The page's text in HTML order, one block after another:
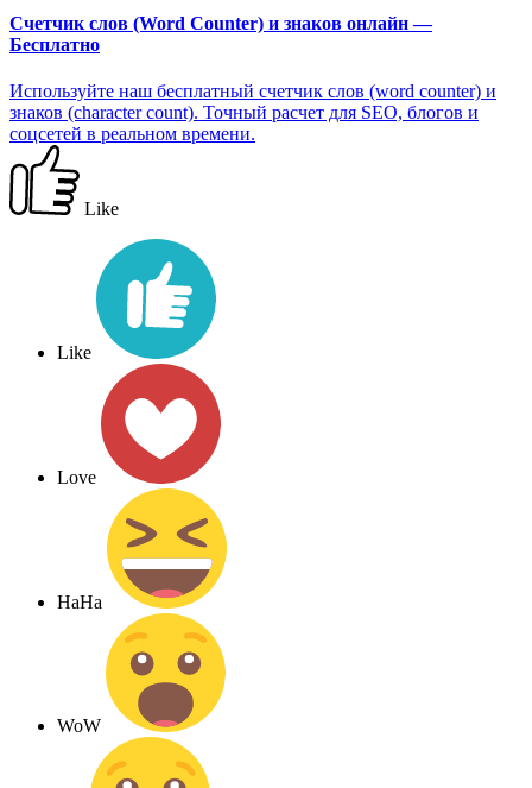
Счетчик слов (Word Counter) и знаков онлайн —
Бесплатно
Используйте наш бесплатный счетчик слов (word counter) и
знаков (character count). Точный расчет для SEO, блогов и
соцсетей в реальном времени.
Like